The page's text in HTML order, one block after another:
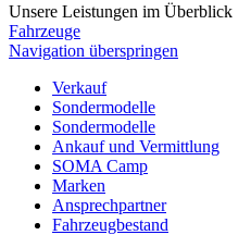
Unsere Leistungen im Überblick
Fahrzeuge
Navigation überspringen
Verkauf
Sondermodelle
Sondermodelle
Ankauf und Vermittlung
SOMA Camp
Marken
Ansprechpartner
Fahrzeugbestand